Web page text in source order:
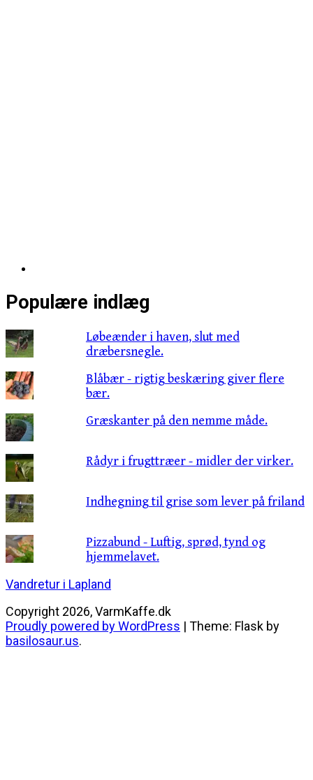
Populære indlæg
Løbeænder i haven, slut med
dræbersnegle.
Blåbær - rigtig beskæring giver flere
bær.
Græskanter på den nemme måde.
Rådyr i frugttræer - midler der virker.
Indhegning til grise som lever på friland
Pizzabund - Luftig, sprød, tynd og
hjemmelavet.
Indlægsnavigation
Vandretur i Lapland
Copyright 2026, VarmKaffe.dk
Proudly powered by WordPress | Theme: Flask by
basilosaur.us.